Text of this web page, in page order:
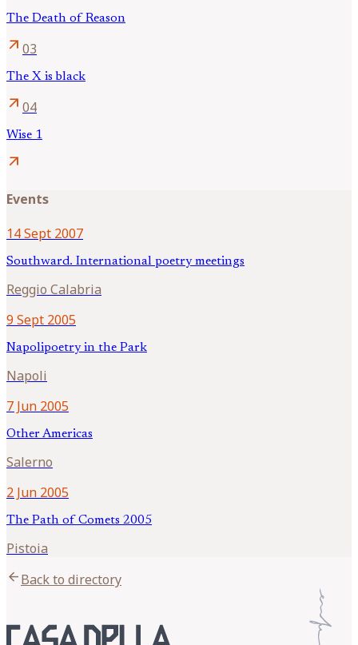
The Death of Reason
arrow_outward 03
The X is black
arrow_outward 04
Wise 1
arrow_outward
Events
14 Sept 2007
Southward. International poetry meetings
Reggio Calabria
9 Sept 2005
Napolipoetry in the Park
Napoli
7 Jun 2005
Other Americas
Salerno
2 Jun 2005
The Path of Comets 2005
Pistoia
arrow_backBack to directory